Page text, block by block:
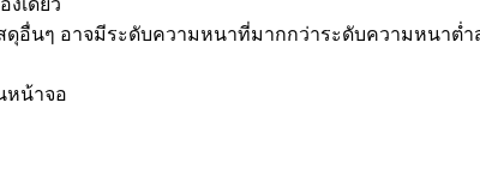
งเดียว
อื่นๆ อาจมีระดับความหนาที่มากกว่าระดับความหนาต่
หน้าจอ